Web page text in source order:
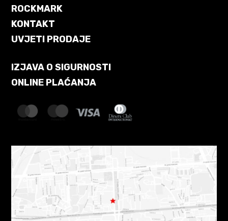
ROCKMARK
KONTAKT
UVJETI PRODAJE
IZJAVA O SIGURNOSTI
ONLINE PLAĆANJA